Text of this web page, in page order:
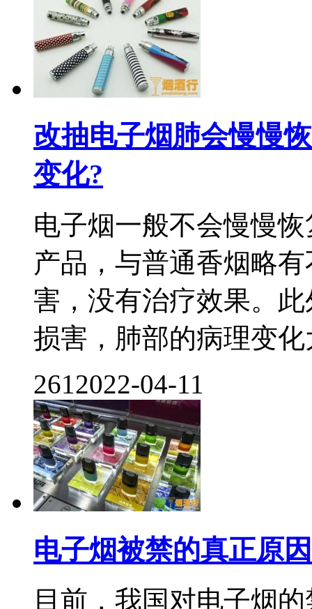
改抽电子烟肺会慢慢
变化?
电子烟一般不会慢慢
产品，与普通香烟略
害，没有治疗效果。
损害，肺部的病理变化
2612022-04-11
电子烟被禁的真正原
目前，我国对电子烟